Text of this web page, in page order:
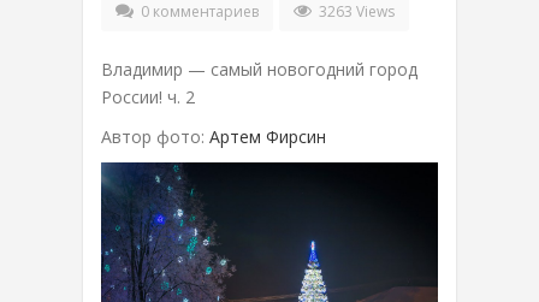
0 комментариев 3263 Views
Владимир — самый новогодний город
России! ч. 2
Автор фото: Артем Фирсин